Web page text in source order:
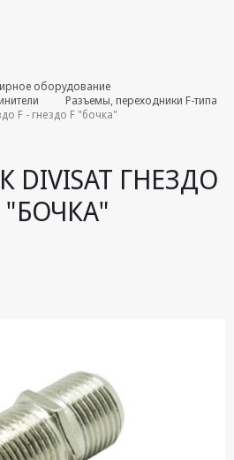
оборудование
Разъемы, переходники F-типа
F - гнездо F "бочка"
DIVISAT ГНЕЗДО
"БОЧКА"